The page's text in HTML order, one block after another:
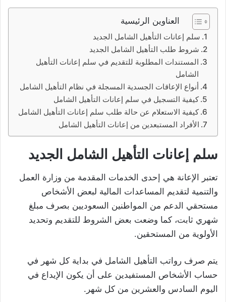
العناوين الرئيسية
سلم إعانات التأهيل الشامل الجديد
شروط طلب التأهيل الشامل الجديد
المستندات المطلوبة للتقديم في سلم إعانات التأهيل
الشامل
أنواع الإعاقات الجسدية المسجلة في نظام التأهيل الشامل
كيفية التسجيل في سلم إعانات التأهيل الشامل
كيفية الاستعلام عن حالة طلب سلم إعانات التأهيل الشامل
الأفراد المستبعدين من إعانات التأهيل الشامل
سلم إعانات التأهيل الشامل الجديد
تعتبر الإعانة هي إحدى الخدمات المقدمة من وزارة العمل
والتنمية لتقديم المساعدات المالية لبعض الأشخاص
مستحقي الدعم من المواطنين السعوديين بصرف مبلغ
شهري ثابت، كما وضعت بعض الشروط للتقديم وتحديد
الأولوية من المستحقين.
يتم صرف رواتب التأهيل الشامل في بداية كل شهر في
حساب الأشخاص المستفيدين على أن يكون الإيداع في
اليوم السادس والعشرين من كل شهر.